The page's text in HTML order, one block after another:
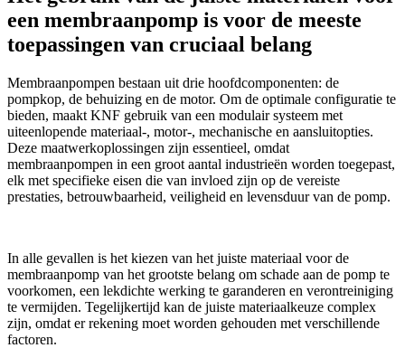
een membraanpomp is voor de meeste
toepassingen van cruciaal belang
Membraanpompen bestaan uit drie hoofdcomponenten: de
pompkop, de behuizing en de motor. Om de optimale configuratie te
bieden, maakt KNF gebruik van een modulair systeem met
uiteenlopende materiaal-, motor-, mechanische en aansluitopties.
Deze maatwerkoplossingen zijn essentieel, omdat
membraanpompen in een groot aantal industrieën worden toegepast,
elk met specifieke eisen die van invloed zijn op de vereiste
prestaties, betrouwbaarheid, veiligheid en levensduur van de pomp.
In alle gevallen is het kiezen van het juiste materiaal voor de
membraanpomp van het grootste belang om schade aan de pomp te
voorkomen, een lekdichte werking te garanderen en verontreiniging
te vermijden. Tegelijkertijd kan de juiste materiaalkeuze complex
zijn, omdat er rekening moet worden gehouden met verschillende
factoren.